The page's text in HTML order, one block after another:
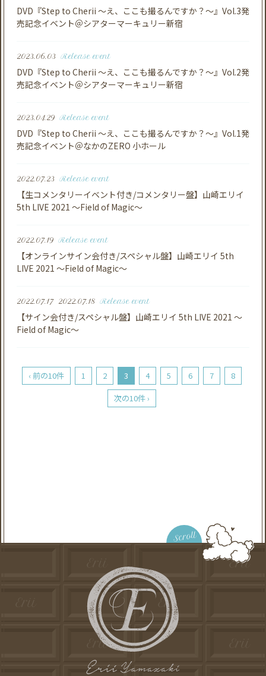
DVD『Step to Cherii ～え、ここも撮るんですか？～』Vol.3発
売記念イベント＠シアターマーキュリー新宿
2023.06.03 Release event
DVD『Step to Cherii ～え、ここも撮るんですか？～』Vol.2発
売記念イベント＠シアターマーキュリー新宿
2023.04.29 Release event
DVD『Step to Cherii ～え、ここも撮るんですか？～』Vol.1発
売記念イベント＠なかのZERO 小ホール
2022.07.23 Release event
【生コメンタリーイベント付き/コメンタリー盤】山崎エリイ
5th LIVE 2021 ～Field of Magic～
2022.07.19 Release event
【オンラインサイン会付き/スペシャル盤】山崎エリイ 5th
LIVE 2021 ～Field of Magic～
2022.07.17 2022.07.18 Release event
【サイン会付き/スペシャル盤】山崎エリイ 5th LIVE 2021 ～
Field of Magic～
‹ 前の10件 1 2 3 4 5 6 7
8
次の10件 ›
Scroll